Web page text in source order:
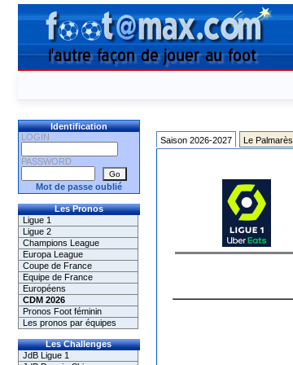
Identification
LOGIN
PASSWORD
Mot de passe oublié
Les Pronos
Ligue 1
Ligue 2
Champions League
Europa League
Coupe de France
Equipe de France
Européens
CDM 2026
Pronos Foot féminin
Les pronos par équipes
Les Challenges
JdB Ligue 1
Saison 2026-2027 Le Palmarès